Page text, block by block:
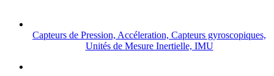
Capteurs de Pression, Accéleration, Capteurs gyroscopiques,
Unités de Mesure Inertielle, IMU